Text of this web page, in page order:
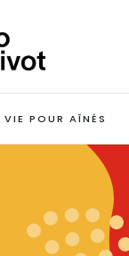
POUR AÎNÉS